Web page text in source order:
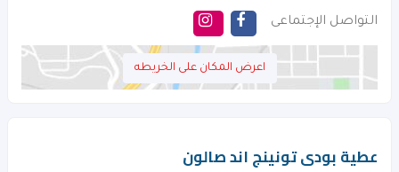
التواصل الإجتماعى
اعرض المكان على الخريطه
عطية بودى تونينج اند صالون